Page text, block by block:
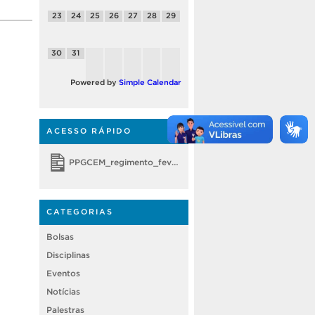
23 24 25 26 27 28 29
30 31
Powered by Simple Calendar
ACESSO RÁPIDO
PPGCEM_regimento_fevereiro 2018
CATEGORIAS
Bolsas
Disciplinas
Eventos
Notícias
Palestras